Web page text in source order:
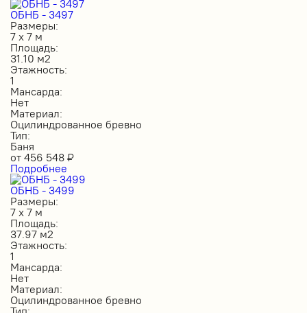
ОБНБ - 3497
Размеры:
7 х 7 м
Площадь:
31.10 м2
Этажность:
1
Мансарда:
Нет
Материал:
Оцилиндрованное бревно
Тип:
Баня
от 456 548 ₽
Подробнее
ОБНБ - 3499
Размеры:
7 х 7 м
Площадь:
37.97 м2
Этажность:
1
Мансарда:
Нет
Материал:
Оцилиндрованное бревно